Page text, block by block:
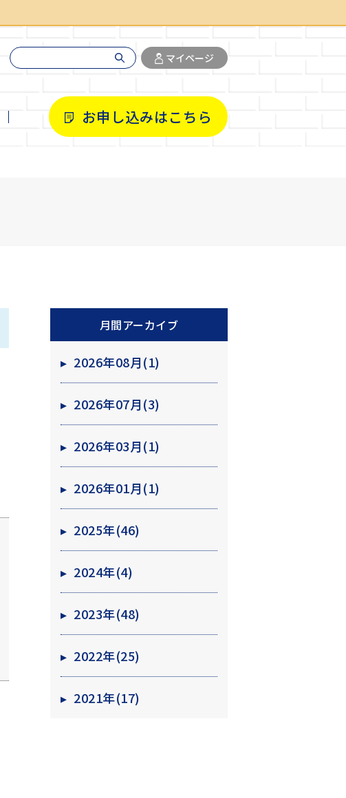
検索 マイページ
お申し込みはこちら
月間アーカイブ
▸ 2026年08月(1)
▸ 2026年07月(3)
▸ 2026年03月(1)
▸ 2026年01月(1)
▸ 2025年(46)
▸ 2024年(4)
▸ 2023年(48)
▸ 2022年(25)
▸ 2021年(17)